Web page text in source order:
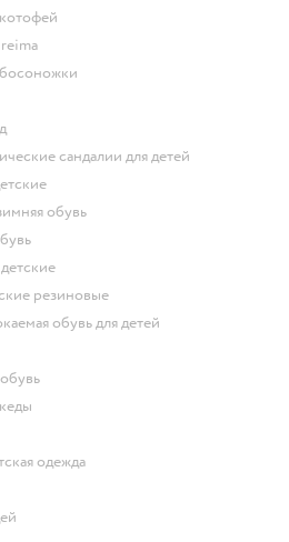
котофей
reima
босоножки
сандалии для детей
обувь
резиновые
обувь для детей
обувь
одежда